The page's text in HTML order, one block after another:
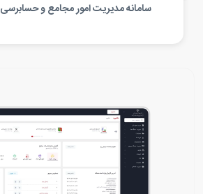
سامانه مدیریت امور مجامع و حسابرسی